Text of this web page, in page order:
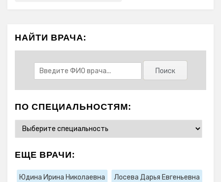
НАЙТИ ВРАЧА:
ПО СПЕЦИАЛЬНОСТЯМ:
ЕЩЕ ВРАЧИ:
Юдина Ирина Николаевна Лосева Дарья Евгеньевна